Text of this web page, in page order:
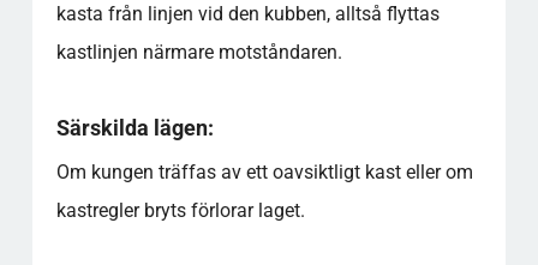
kasta från linjen vid den kubben, alltså flyttas
kastlinjen närmare motståndaren.
Särskilda lägen:
Om kungen träffas av ett oavsiktligt kast eller om
kastregler bryts förlorar laget.